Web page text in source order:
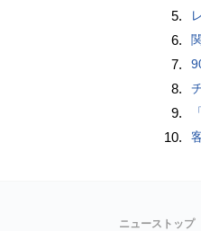
5.
6.
7.
8.
9.
10.
ニューストップ